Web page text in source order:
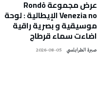
عرض مجموعة Rondò
Venezia no الإيطالية : لوحة
موسيقية و بصرية راقية
اضاءت سماء قرطاج
صبرة الطرابلسي 2026-08-05